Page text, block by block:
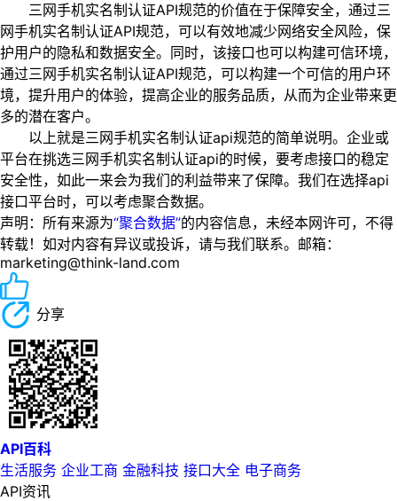
三网手机实名制认证API规范的价值在于保障安全，通过三
网手机实名制认证API规范，可以有效地减少网络安全风险，保
护用户的隐私和数据安全。同时，该接口也可以构建可信环境，
通过三网手机实名制认证API规范，可以构建一个可信的用户环
境，提升用户的体验，提高企业的服务品质，从而为企业带来更
多的潜在客户。
以上就是三网手机实名制认证api规范的简单说明。企业或
平台在挑选三网手机实名制认证api的时候，要考虑接口的稳定
安全性，如此一来会为我们的利益带来了保障。我们在选择api
接口平台时，可以考虑聚合数据。
声明：所有来源为“聚合数据”的内容信息，未经本网许可，不得
转载！如对内容有异议或投诉，请与我们联系。邮箱：
marketing@think-land.com
分享
API百科
生活服务 企业工商 金融科技 接口大全 电子商务
API资讯